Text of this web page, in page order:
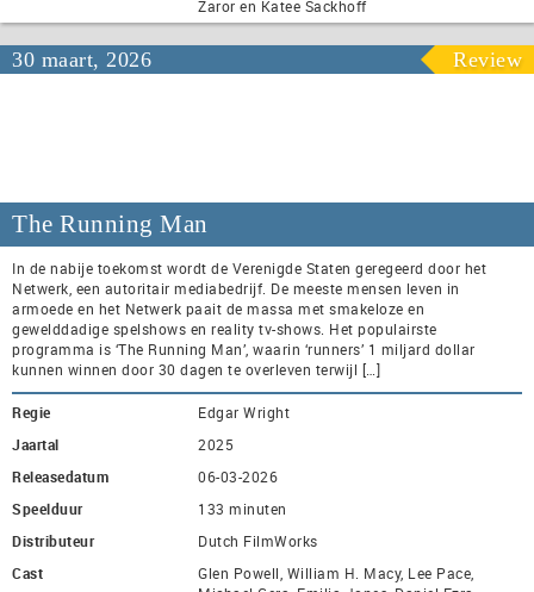
Zaror en Katee Sackhoff
30 maart, 2026 Review
The Running Man
In de nabije toekomst wordt de Verenigde Staten geregeerd door het
Netwerk, een autoritair mediabedrijf. De meeste mensen leven in
armoede en het Netwerk paait de massa met smakeloze en
gewelddadige spelshows en reality tv-shows. Het populairste
programma is ‘The Running Man’, waarin ‘runners’ 1 miljard dollar
kunnen winnen door 30 dagen te overleven terwijl […]
Regie
Edgar Wright
Jaartal
2025
Releasedatum
06-03-2026
Speelduur
133 minuten
Distributeur
Dutch FilmWorks
Cast
Glen Powell, William H. Macy, Lee Pace,